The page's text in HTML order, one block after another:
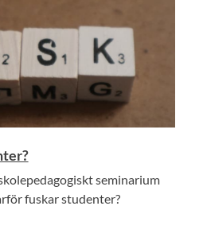
seminarium
fuskar studenter?